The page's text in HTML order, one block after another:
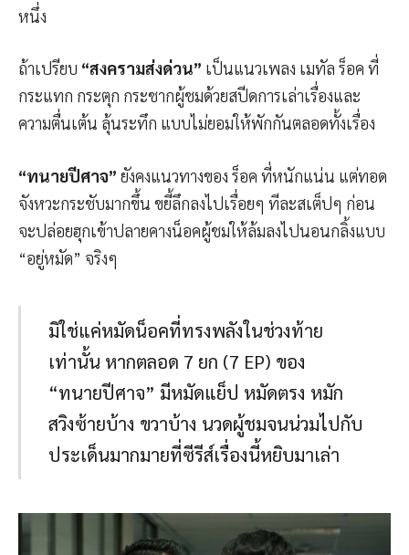
หนึ่ง
ถ้าเปรียบ “สงครามส่งด่วน” เป็นแนวเพลง เมทัล ร็อค ที่
กระแทก กระตุก กระชากผู้ชมด้วยสปีดการเล่าเรื่องและ
ความตื่นเต้น ลุ้นระทึก แบบไม่ยอมให้พักกันตลอดทั้งเรื่อง
“ทนายปีศาจ” ยังคงแนวทางของ ร็อค ที่หนักแน่น แต่ทอด
จังหวะกระชับมากขึ้น ขยี้ลึกลงไปเรื่อยๆ ทีละสเต็ปๆ ก่อน
จะปล่อยฮุกเข้าปลายคางน็อคผู้ชมให้ล้มลงไปนอนกลิ้งแบบ
“อยู่หมัด” จริงๆ
มิใช่แค่หมัดน็อคที่ทรงพลังในช่วงท้าย
เท่านั้น หากตลอด 7 ยก (7 EP) ของ
“ทนายปีศาจ” มีหมัดแย็ป หมัดตรง หมัก
สวิงซ้ายบ้าง ขวาบ้าง นวดผู้ชมจนน่วมไปกับ
ประเด็นมากมายที่ซีรีส์เรื่องนี้หยิบมาเล่า